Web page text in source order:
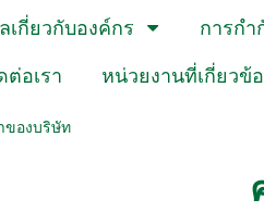
เกี่ยวกับองค์กร การก
ต่อเรา หน่วยงานที่เกี่ยวข้
ของบริษัท